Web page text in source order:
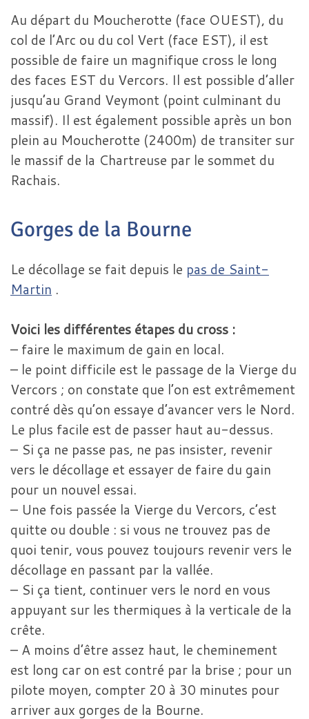
Au départ du Moucherotte (face OUEST), du
col de l’Arc ou du col Vert (face EST), il est
possible de faire un magnifique cross le long
des faces EST du Vercors. Il est possible d’aller
jusqu’au Grand Veymont (point culminant du
massif). Il est également possible après un bon
plein au Moucherotte (2400m) de transiter sur
le massif de la Chartreuse par le sommet du
Rachais.
Gorges de la Bourne
Le décollage se fait depuis le pas de Saint-
Martin .
Voici les différentes étapes du cross :
– faire le maximum de gain en local.
– le point difficile est le passage de la Vierge du
Vercors ; on constate que l’on est extrêmement
contré dès qu’on essaye d’avancer vers le Nord.
Le plus facile est de passer haut au-dessus.
– Si ça ne passe pas, ne pas insister, revenir
vers le décollage et essayer de faire du gain
pour un nouvel essai.
– Une fois passée la Vierge du Vercors, c’est
quitte ou double : si vous ne trouvez pas de
quoi tenir, vous pouvez toujours revenir vers le
décollage en passant par la vallée.
– Si ça tient, continuer vers le nord en vous
appuyant sur les thermiques à la verticale de la
crête.
– A moins d’être assez haut, le cheminement
est long car on est contré par la brise ; pour un
pilote moyen, compter 20 à 30 minutes pour
arriver aux gorges de la Bourne.